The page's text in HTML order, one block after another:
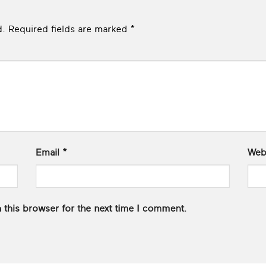
Required fields are marked *
Email *
this browser for the next time I comment.